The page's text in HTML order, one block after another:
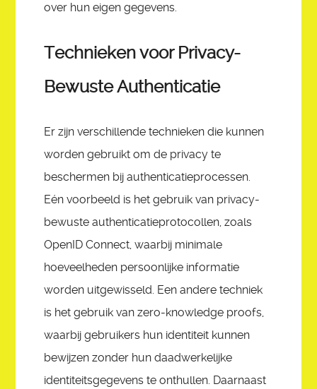
over hun eigen gegevens.
Technieken voor Privacy-
Bewuste Authenticatie
Er zijn verschillende technieken die kunnen
worden gebruikt om de privacy te
beschermen bij authenticatieprocessen.
Eén voorbeeld is het gebruik van privacy-
bewuste authenticatieprotocollen, zoals
OpenID Connect, waarbij minimale
hoeveelheden persoonlijke informatie
worden uitgewisseld. Een andere techniek
is het gebruik van zero-knowledge proofs,
waarbij gebruikers hun identiteit kunnen
bewijzen zonder hun daadwerkelijke
identiteitsgegevens te onthullen. Daarnaast